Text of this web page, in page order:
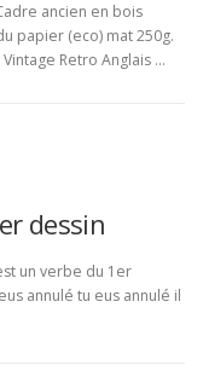
ancien en bois
papier (eco) mat 250g.
Retro Anglais …
dessin
un verbe du 1er
annulé tu eus annulé il